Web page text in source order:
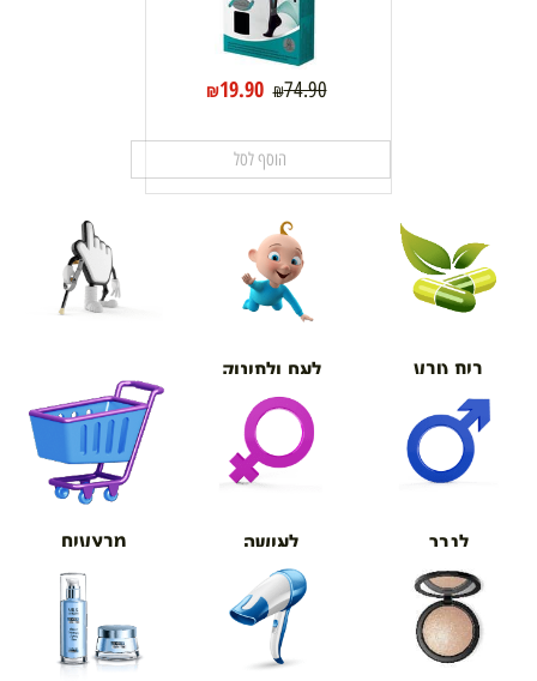
₪74.90
₪19.90
הוסף לסל
בית טבע לאם ולתינוק
אורטופדיה
לגבר לאישה מבצעים